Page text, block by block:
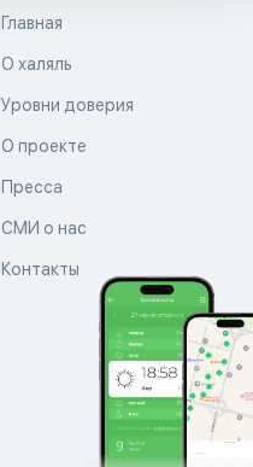
Главная
О халяль
Уровни доверия
О проекте
Пресса
СМИ о нас
Контакты